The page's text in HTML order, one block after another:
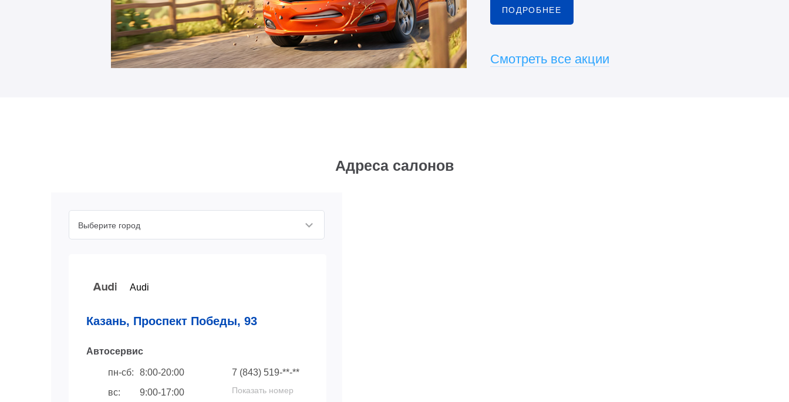
ПОДРОБНЕЕ
Смотреть все акции
Адреса салонов
Выберите город
Audi
Казань, Проспект Победы, 93
Автосервис
пн-сб:
8:00-20:00
вс:
9:00-17:00
7 (843) 519-**-**
Показать номер